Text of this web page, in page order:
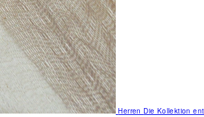
HerrenDie Kollektion